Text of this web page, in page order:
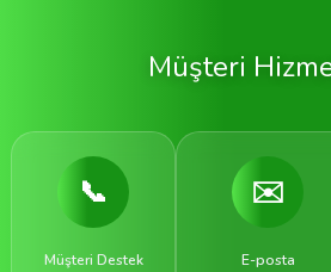
Müşteri
📞
Müşteri Destek
✉️
E-posta